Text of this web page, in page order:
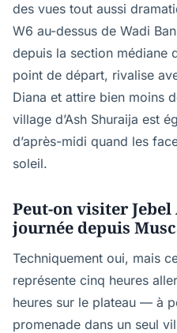
des vues tout aussi
W6 au-dessus de Wadi
depuis la section médiane
point de départ, rivalise
Diana et attire bien moins
village d’Ash Shuraija est
d’après-midi quand les
soleil.
Peut-on visiter
journée depuis
Techniquement oui, mais
représente cinq heures
heures sur le plateau — à
promenade dans un seul